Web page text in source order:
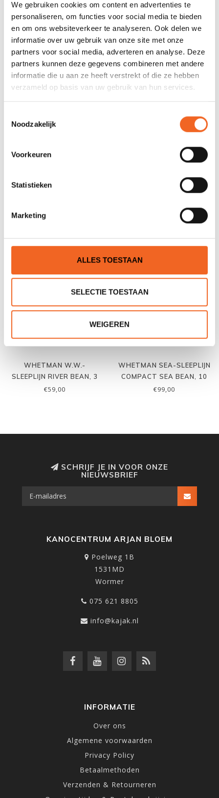
We gebruiken cookies om content en advertenties te
personaliseren, om functies voor social media te bieden
en om ons websiteverkeer te analyseren. Ook delen we
informatie over uw gebruik van onze site met onze
partners voor social media, adverteren en analyse. Deze
partners kunnen deze gegevens combineren met andere
informatie die u aan ze heeft verstrekt of die ze hebben
verzameld op basis van uw gebruik van hun services.
Noodzakelijk
Voorkeuren
Statistieken
Marketing
ALLES TOESTAAN
SELECTIE TOESTAAN
WEIGEREN
0 sterren op basis van 0 beoordelingen
JE BEOORDELING TOEVOEGEN
GERELATEERDE PRODUCTEN
€15,00
REFLECTEREND, 10 MTR
WHETMAN W.W.-
SLEEPLIJN RIVER BEAN, 3
MTR
€59,00
WHETMAN SEA-SLEEPLIJN
COMPACT SEA BEAN, 10
MTR
€99,00
SCHRIJF JE IN VOOR ONZE
NIEUWSBRIEF
KANOCENTRUM ARJAN BLOEM
Poelweg 1B
1531MD
Wormer
075 621 8805
info@kajak.nl
INFORMATIE
Over ons
Algemene voorwaarden
Privacy Policy
Betaalmethoden
Verzenden & Retourneren